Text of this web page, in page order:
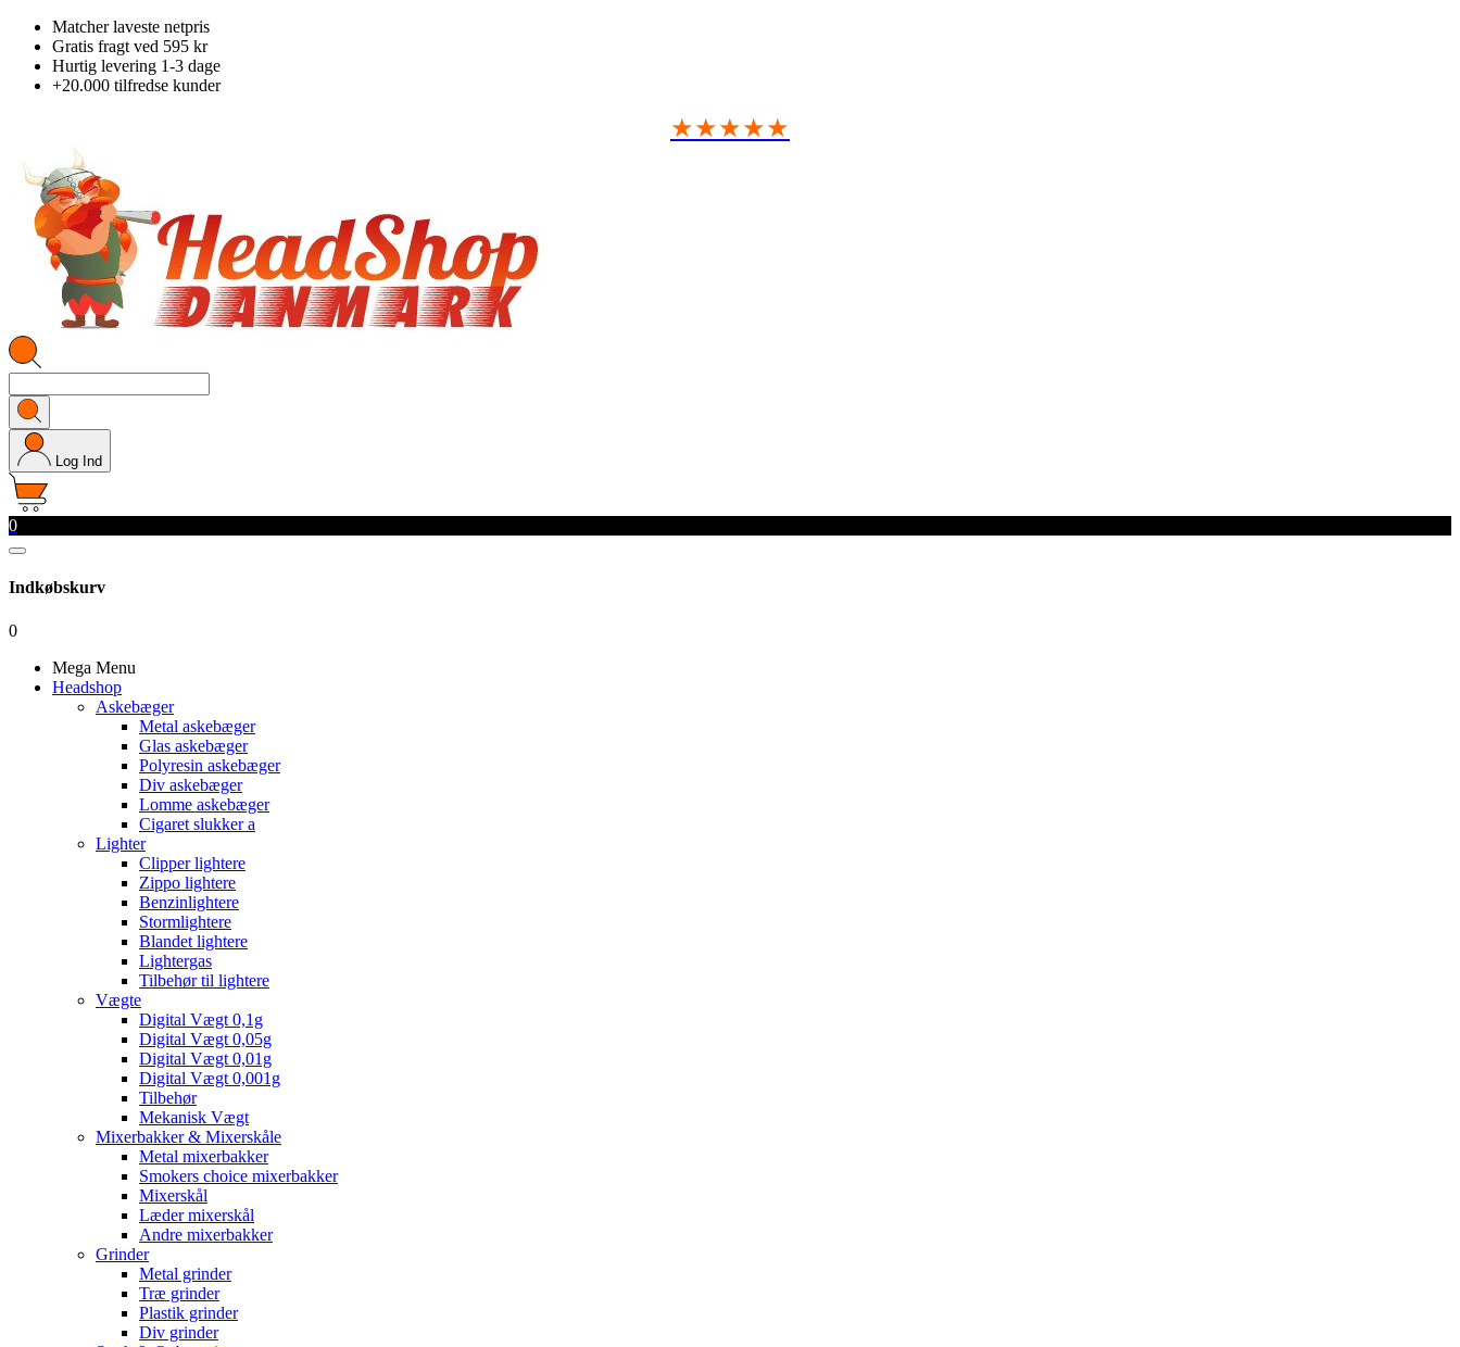
Matcher laveste netpris
Gratis fragt ved 595 kr
Hurtig levering 1-3 dage
+20.000 tilfredse kunder
★★★★★
Log Ind
0
Indkøbskurv
0
Mega Menu
Headshop
Askebæger
Metal askebæger
Glas askebæger
Polyresin askebæger
Div askebæger
Lomme askebæger
Cigaret slukker a
Lighter
Clipper lightere
Zippo lightere
Benzinlightere
Stormlightere
Blandet lightere
Lightergas
Tilbehør til lightere
Vægte
Digital Vægt 0,1g
Digital Vægt 0,05g
Digital Vægt 0,01g
Digital Vægt 0,001g
Tilbehør
Mekanisk Vægt
Mixerbakker & Mixerskåle
Metal mixerbakker
Smokers choice mixerbakker
Mixerskål
Læder mixerskål
Andre mixerbakker
Grinder
Metal grinder
Træ grinder
Plastik grinder
Div grinder